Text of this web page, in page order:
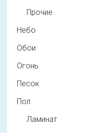
Прочие
Небо
Обои
Огонь
Песок
Пол
Ламинат